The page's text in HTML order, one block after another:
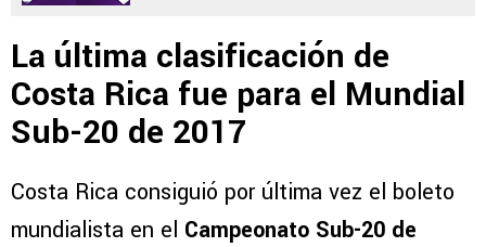
La última clasificación de
Costa Rica fue para el Mundial
Sub-20 de 2017
Costa Rica consiguió por última vez el boleto
mundialista en el Campeonato Sub-20 de